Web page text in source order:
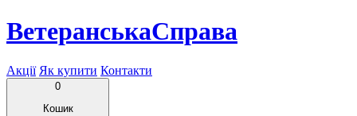
ВетеранськаСправа
Акції Як купити Контакти
0
Кошик